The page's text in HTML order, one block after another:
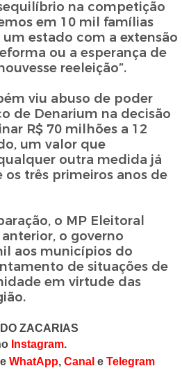
na competição
em 10 mil famílias
estado com a extensão
ou a esperança de
reeleição”.
viu abuso de poder
de Denarium na decisão
R$ 70 milhões a 12
um valor que
outra medida já
três primeiros anos de
o MP Eleitoral
o governo
aos municípios do
de situações de
em virtude das
ZACARIAS
Instagram.
WhatApp,Canal eTelegram